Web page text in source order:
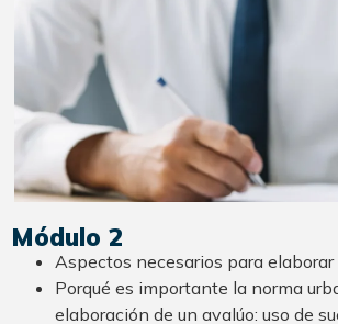
Módulo 2
Aspectos necesarios para elaborar
Porqué es importante la norma
elaboración de un avalúo: uso de